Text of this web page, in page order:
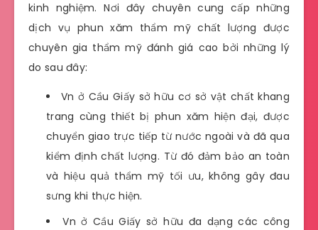
kinh nghiệm. Nơi đây chuyên cung cấp những
dịch vụ phun xăm thẩm mỹ chất lượng được
chuyên gia thẩm mỹ đánh giá cao bởi những lý
do sau đây:
Vn ở Cầu Giấy sở hữu cơ sở vật chất khang
trang cùng thiết bị phun xăm hiện đại, được
chuyển giao trực tiếp từ nước ngoài và đã qua
kiểm định chất lượng. Từ đó đảm bảo an toàn
và hiệu quả thẩm mỹ tối ưu, không gây đau
sưng khi thực hiện.
Vn ở Cầu Giấy sở hữu đa dạng các công